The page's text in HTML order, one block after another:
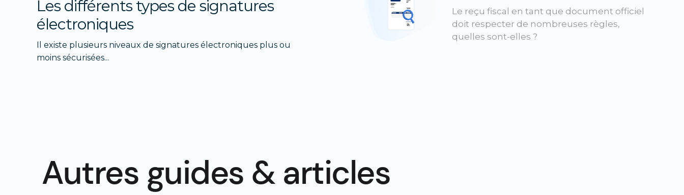
Les différents types de signatures
électroniques
Il existe plusieurs niveaux de signatures électroniques plus ou
moins sécurisées...
Le reçu fiscal en tant que document officiel
doit respecter de nombreuses règles,
quelles sont-elles ?
Autres guides & articles